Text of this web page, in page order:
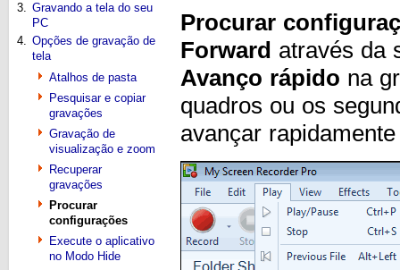
3. Gravando a tela do seu
PC
4. Opções de gravação de
tela
Atalhos de pasta
Pesquisar e copiar
gravações
Gravação de
visualização e zoom
Recuperar
gravações
Procurar
configurações
Execute o aplicativo
no Modo Hide
Procurar
Forward através da
Avanço rápido na
quadros ou os
avançar